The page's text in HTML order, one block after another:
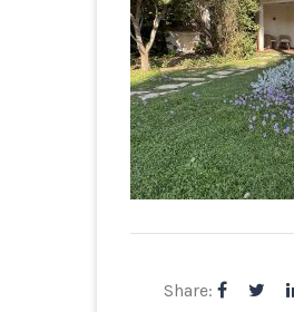
Share: